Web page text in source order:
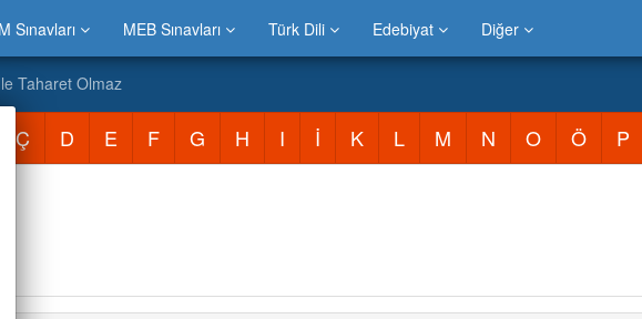
Sınavları MEB Sınavları Türk Dili Edebiyat Diğer
Taharet Olmaz
Ç D E F G H I İ K L M N O Ö P